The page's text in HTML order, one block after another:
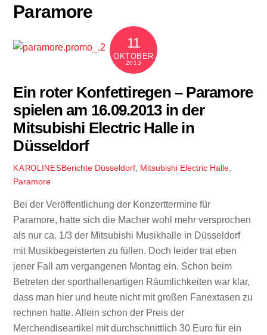
Paramore
11
OKTOBER
2013
Ein roter Konfettiregen – Paramore
spielen am 16.09.2013 in der
Mitsubishi Electric Halle in
Düsseldorf
KAROLINESBerichte Düsseldorf Mitsubishi Electric Halle
Paramore
Bei der Veröffentlichung der Konzerttermine für
Paramore, hatte sich die Macher wohl mehr versprochen
als nur ca. 1/3 der Mitsubishi Musikhalle in Düsseldorf
mit Musikbegeisterten zu füllen. Doch leider trat eben
jener Fall am vergangenen Montag ein. Schon beim
Betreten der sporthallenartigen Räumlichkeiten war klar,
dass man hier und heute nicht mit großen Fanextasen zu
rechnen hatte. Allein schon der Preis der
Merchendiseartikel mit durchschnittlich 30 Euro für ein